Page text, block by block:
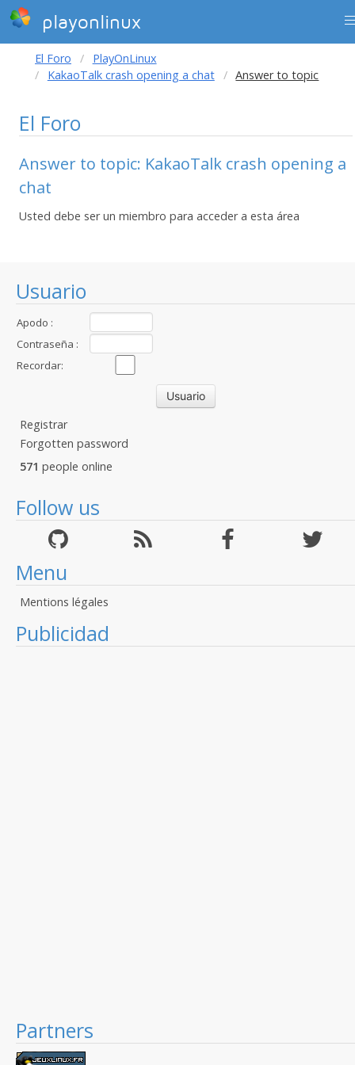
playonlinux
Usuario
Apodo :
Contraseña :
Recordar:
Registrar
Forgotten password
571 people online
Follow us
Menu
Mentions légales
Publicidad
Partners
El Foro
PlayOnLinux
KakaoTalk crash opening a chat
Answer to topic
El Foro
Answer to topic: KakaoTalk crash opening a
chat
Usted debe ser un miembro para acceder a esta área